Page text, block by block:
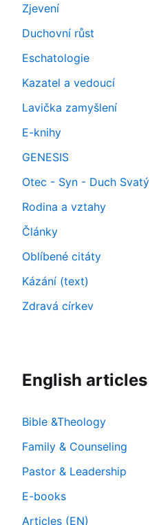
Zjevení
Duchovní růst
Eschatologie
Kazatel a vedoucí
Lavička zamyšlení
E-knihy
GENESIS
Otec - Syn - Duch Svatý
Rodina a vztahy
Články
Oblíbené citáty
Kázání (text)
Zdravá církev
English articles
Bible &Theology
Family & Counseling
Pastor & Leadership
E-books
Articles (EN)